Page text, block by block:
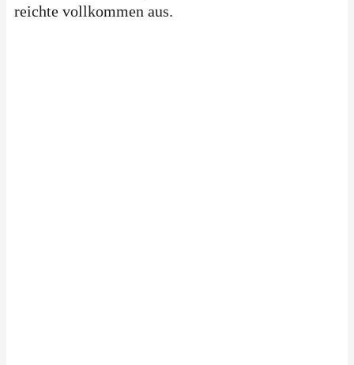
reichte vollkommen aus.